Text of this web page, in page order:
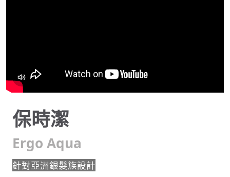
保時潔
Ergo Aqua
針對亞洲銀髮族設計